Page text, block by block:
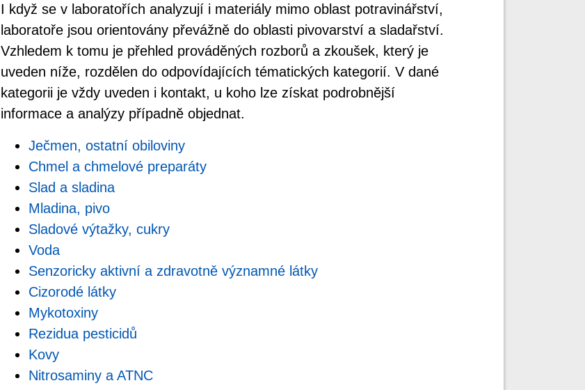
I když se v laboratořích analyzují i materiály mimo oblast potravinářství,
laboratoře jsou orientovány převážně do oblasti pivovarství a sladařství.
Vzhledem k tomu je přehled prováděných rozborů a zkoušek, který je
uveden níže, rozdělen do odpovídajících tématických kategorií. V dané
kategorii je vždy uveden i kontakt, u koho lze získat podrobnější
informace a analýzy případně objednat.
Ječmen, ostatní obiloviny
Chmel a chmelové preparáty
Slad a sladina
Mladina, pivo
Sladové výtažky, cukry
Voda
Senzoricky aktivní a zdravotně významné látky
Cizorodé látky
Mykotoxiny
Rezidua pesticidů
Kovy
Nitrosaminy a ATNC